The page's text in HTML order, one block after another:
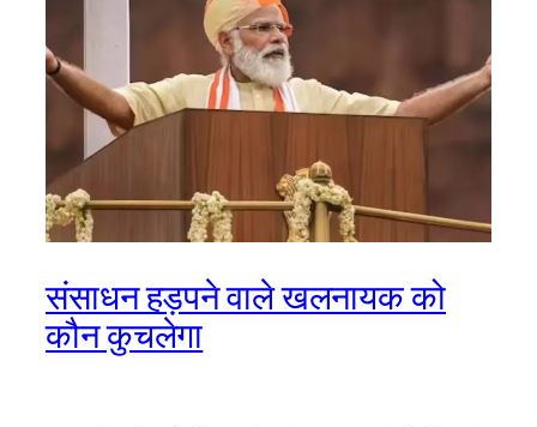
संसाधन हड़पने वाले खलनायक को
कौन कुचलेगा